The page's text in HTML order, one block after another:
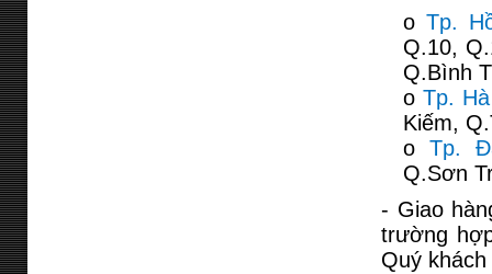
oTp.
Q.10,
Q.Bình
o Tp.
Kiếm,
o Tp.
Q.Sơn
- Giao
trường
Quý